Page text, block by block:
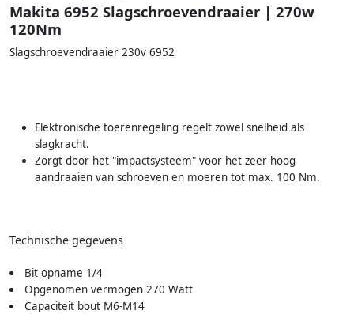
Makita 6952 Slagschroevendraaier | 270w
120Nm
Slagschroevendraaier 230v 6952
Elektronische toerenregeling regelt zowel snelheid als
slagkracht.
Zorgt door het "impactsysteem" voor het zeer hoog
aandraaien van schroeven en moeren tot max. 100 Nm.
Technische gegevens
Bit opname 1/4
Opgenomen vermogen 270 Watt
Capaciteit bout M6-M14